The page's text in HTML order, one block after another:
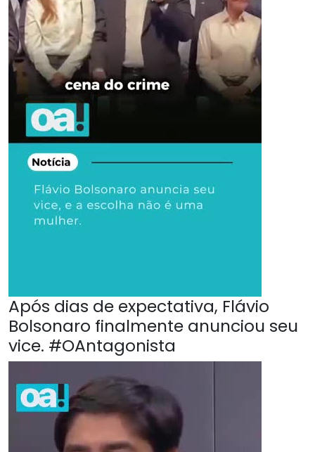
Após dias de expectativa, Flávio
Bolsonaro finalmente anunciou seu
vice. #OAntagonista